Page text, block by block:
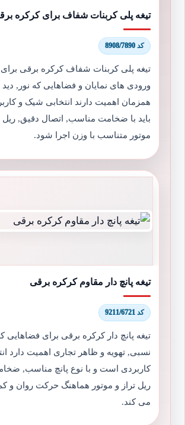
تیغه پلی کربنات شفاف برای کرکره
کد 8908/7890
تیغه پلی کربنات شفاف کرکره برقی برای
ورودی های نمایان و فضاهایی که نور, دید
همزمان اهمیت دارند انتخابی شیک و
باید با ضخامت مناسب, اتصال دقیق, ریل
موتور متناسب با وزن اجرا شود.
تیغه پانچ دار مقاوم کرکره برقی
کد 9211/6721
تیغه پانچ دار کرکره برقی برای فضاهایی
نسبی, تهویه و ظاهر تجاری اهمیت دارد
کاربردی است و با نوع پانچ مناسب,
ریل تراز و موتور هماهنگ حرکت روان و
می کند.